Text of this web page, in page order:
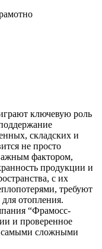
ключевую роль
складских и
не просто
фактором,
продукции и
с их
требуют
отопления.
“Фрамосс-
и проверенное
самыми сложными